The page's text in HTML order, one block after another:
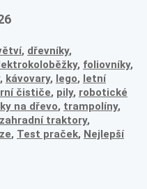
, dřevníky,
, foliovníky,
, kávovary, lego, letní
čističe, pily, robotické
na dřevo, trampolíny,
zahradní traktory,
, Test praček, Nejlepší